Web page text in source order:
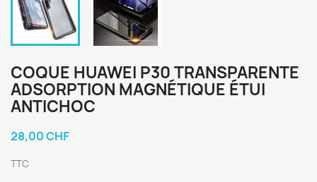
COQUE HUAWEI P30 TRANSPARENTE
ADSORPTION MAGNÉTIQUE ÉTUI
ANTICHOC
28,00 CHF
TTC